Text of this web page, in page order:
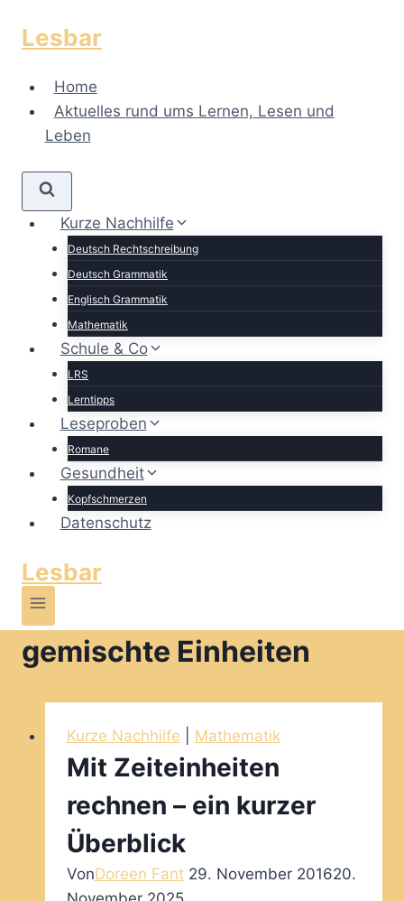
InhaltLesbar
Home
Aktuelles rund ums Lernen, Lesen und
Leben
Kurze Nachhilfe
Deutsch Rechtschreibung
Deutsch Grammatik
Englisch Grammatik
Mathematik
Schule & Co
LRS
Lerntipps
Leseproben
Romane
Gesundheit
Kopfschmerzen
Datenschutz
Lesbar
gemischte Einheiten
Kurze Nachhilfe Mathematik
Mit Zeiteinheiten
rechnen – ein kurzer
Überblick
VonDoreen Fant 29. November 201620.